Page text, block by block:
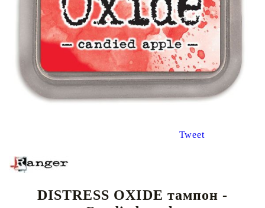
Tweet
DISTRESS OXIDE тампон -